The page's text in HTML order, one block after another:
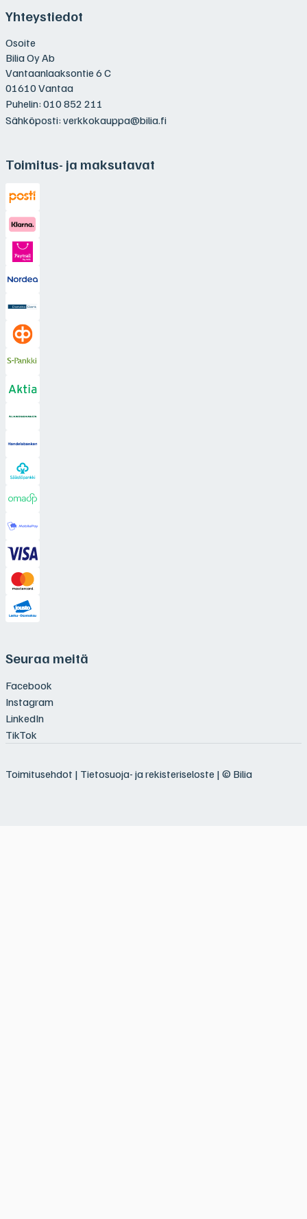
Yhteystiedot
Osoite
Bilia Oy Ab
Vantaanlaaksontie 6 C
01610 Vantaa
Puhelin: 010 852 211
Sähköposti: verkkokauppa@bilia.fi
Toimitus- ja maksutavat
Seuraa meitä
Facebook
Instagram
LinkedIn
TikTok
Toimitusehdot | Tietosuoja- ja rekisteriseloste | © Bilia